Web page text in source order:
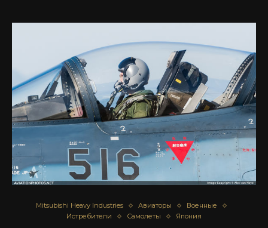
Mitsubishi Heavy Industries Авиаторы
Военные
Истребители
Самолеты Япония